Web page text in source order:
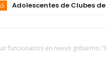
de Clubes de
funcionarios en nuevo gobierno: